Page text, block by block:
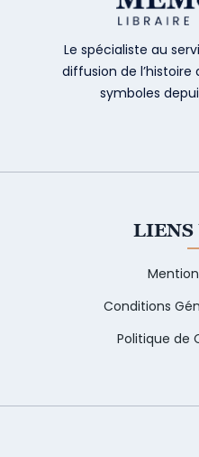
Le spécialiste au
diffusion de
symboles
LIENS
Conditions
Politique de